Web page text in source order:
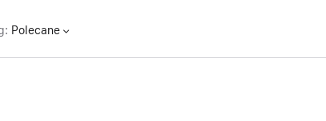
: Polecane